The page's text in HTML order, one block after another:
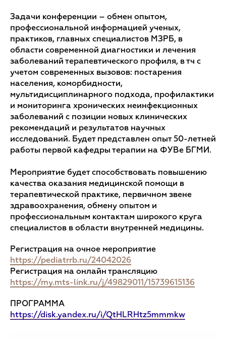
Задачи конференции – обмен опытом,
профессиональной информацией ученых,
практиков, главных специалистов МЗРБ, в
области современной диагностики и лечения
заболеваний терапевтического профиля, в тч с
учетом современных вызовов: постарения
населения, коморбидности,
мультидисциплинарного подхода, профилактики
и мониторинга хронических неинфекционных
заболеваний с позиции новых клинических
рекомендаций и результатов научных
исследований. Будет представлен опыт 50-летней
работы первой кафедры терапии на ФУВе БГМИ.
Мероприятие будет способствовать повышению
качества оказания медицинской помощи в
терапевтической практике, первичном звене
здравоохранения, обмену опытом и
профессиональным контактам широкого круга
специалистов в области внутренней медицины.
Регистрация на очное мероприятие
https://pediatrrb.ru/24042026
Регистрация на онлайн трансляцию
https://my.mts-link.ru/j/49829011/15739615136
ПРОГРАММА
https://disk.yandex.ru/i/QtHLRHtz5mmmkw